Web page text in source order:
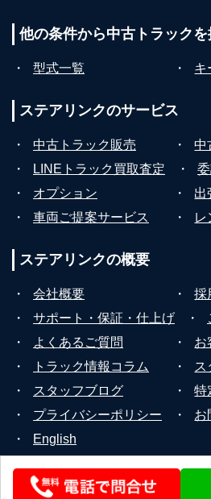
他の条件から中古トラック
・ 型式一覧 ・ キ
ステアリンクのサービス
・ 中古トラック販売 ・
中
・
LINEトラック買取査定 ・
・
オプション ・
出
・
車両ご提案サービス ・ レ
ステアリンクの概要
・ 会社概要 ・
採
・
サポート・保証・仕上げ ・
・
よくあるご質問 ・
お
・
トラック情報コラム ・
ス
・
スタッフブログ ・
特
・
プライバシーポリシー ・
お
・
English
© 2026 STEERLINK